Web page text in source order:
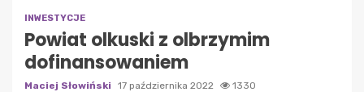
INWESTYCJE
Powiat olkuski z olbrzymim
dofinansowaniem
Maciej Słowiński 17 października 2022 1330